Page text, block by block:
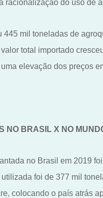
racionalização do uso de
445 mil toneladas de
total importado
elevação dos preços
NO BRASIL X NO
no Brasil em 2019
foi de 377 mil
colocando o país atrás